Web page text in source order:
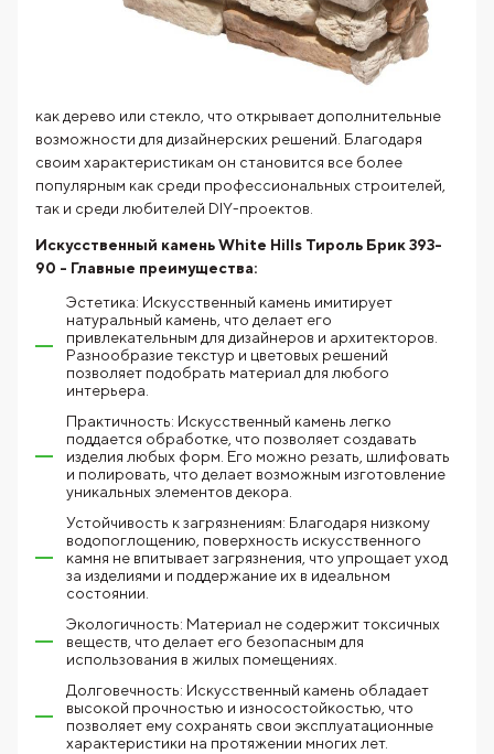
как дерево или стекло, что открывает дополнительные
возможности для дизайнерских решений. Благодаря
своим характеристикам он становится все более
популярным как среди профессиональных строителей,
так и среди любителей DIY-проектов.
Искусственный камень White Hills Тироль Брик 393-
90 - Главные преимущества:
Эстетика: Искусственный камень имитирует
натуральный камень, что делает его
привлекательным для дизайнеров и архитекторов.
Разнообразие текстур и цветовых решений
позволяет подобрать материал для любого
интерьера.
Практичность: Искусственный камень легко
поддается обработке, что позволяет создавать
изделия любых форм. Его можно резать, шлифовать
и полировать, что делает возможным изготовление
уникальных элементов декора.
Устойчивость к загрязнениям: Благодаря низкому
водопоглощению, поверхность искусственного
камня не впитывает загрязнения, что упрощает уход
за изделиями и поддержание их в идеальном
состоянии.
Экологичность: Материал не содержит токсичных
веществ, что делает его безопасным для
использования в жилых помещениях.
Долговечность: Искусственный камень обладает
высокой прочностью и износостойкостью, что
позволяет ему сохранять свои эксплуатационные
характеристики на протяжении многих лет.